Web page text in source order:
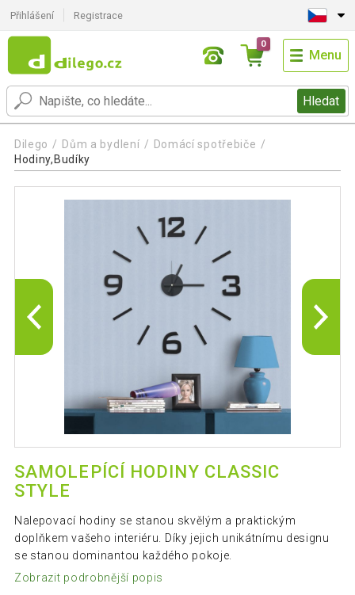
Přihlášení Registrace
Hledat
0
Menu
Dilego Dům a bydlení
Domácí spotřebiče
Hodiny,Budíky
SAMOLEPÍCÍ HODINY CLASSIC
STYLE
Nalepovací hodiny se stanou skvělým a praktickým
doplňkem vašeho interiéru. Díky jejich unikátnímu designu
se stanou dominantou každého pokoje.
Zobrazit podrobnější popis